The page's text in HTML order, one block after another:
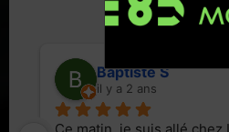
powered by
Baptiste S
il y a 2 ans